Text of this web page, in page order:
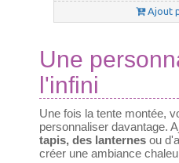
Ajout
Une
l'infini
Une fois la tente montée,
personnaliser davantage.
tapis, des lanternes ou
créer une ambiance